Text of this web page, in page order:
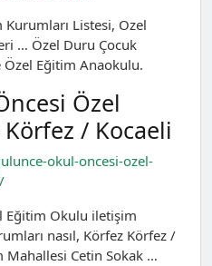
Listesi, Ozel
… Özel Duru Çocuk
Eğitim Anaokulu.
Özel
/ Kocaeli
okul-oncesi-ozel-
Eğitim Okulu iletişim
nasıl, Körfez Körfez /
Mahallesi Cetin Sokak …